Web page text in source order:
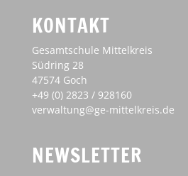
KONTAKT
Gesamtschule Mittelkreis
Südring 28
47574 Goch
+49 (0) 2823 / 928160
verwaltung@ge-mittelkreis.de
NEWSLETTER